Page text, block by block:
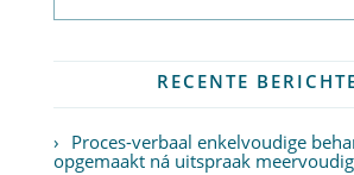
RECENTE
Proces-verbaal enkelvoudige
opgemaakt ná uitspraak